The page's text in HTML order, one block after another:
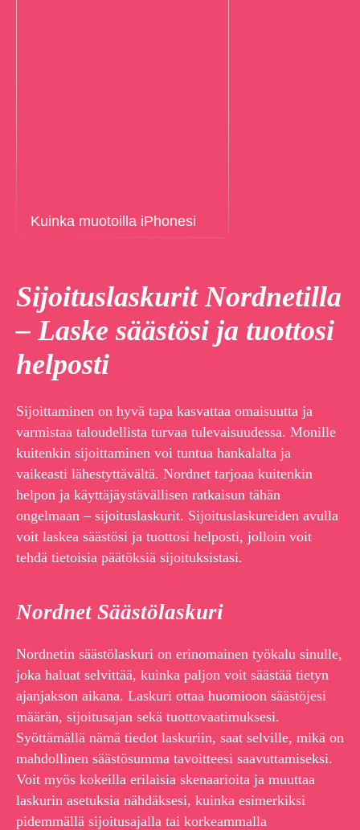
Kuinka muotoilla iPhonesi
Sijoituslaskurit Nordnetilla
– Laske säästösi ja tuottosi
helposti
Sijoittaminen on hyvä tapa kasvattaa omaisuutta ja
varmistaa taloudellista turvaa tulevaisuudessa. Monille
kuitenkin sijoittaminen voi tuntua hankalalta ja
vaikeasti lähestyttävältä. Nordnet tarjoaa kuitenkin
helpon ja käyttäjäystävällisen ratkaisun tähän
ongelmaan – sijoituslaskurit. Sijoituslaskureiden avulla
voit laskea säästösi ja tuottosi helposti, jolloin voit
tehdä tietoisia päätöksiä sijoituksistasi.
Nordnet Säästölaskuri
Nordnetin säästölaskuri on erinomainen työkalu sinulle,
joka haluat selvittää, kuinka paljon voit säästää tietyn
ajanjakson aikana. Laskuri ottaa huomioon säästöjesi
määrän, sijoitusajan sekä tuottovaatimuksesi.
Syöttämällä nämä tiedot laskuriin, saat selville, mikä on
mahdollinen säästösumma tavoitteesi saavuttamiseksi.
Voit myös kokeilla erilaisia skenaarioita ja muuttaa
laskurin asetuksia nähdäksesi, kuinka esimerkiksi
pidemmällä sijoitusajalla tai korkeammalla